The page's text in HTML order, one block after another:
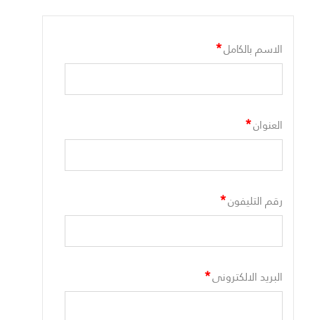
الاسم بالكامل*
العنوان*
رقم التليفون*
البريد الالكترونى*